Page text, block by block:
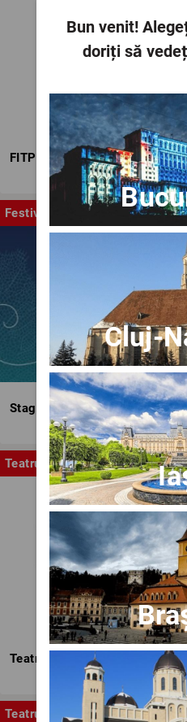
FITPTI
Festival
Stagiunea Estivală a Artelor
Teatru
Teatrul Nottara
Teatru
Bun venit!
doriți să
Cluj-